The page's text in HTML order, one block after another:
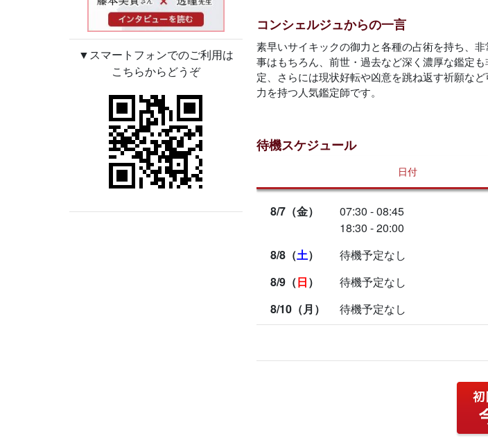
▼スマートフォンでのご利用は
こちらからどうぞ
コンシェルジュからの一言
素早いサイキックの御力と各種の占術を持ち、
事はもちろん、前世・過去など深く濃厚な鑑定
定、さらには現状好転や凶意を跳ね返す祈願な
力を持つ人気鑑定師です。
待機スケジュール
日付
8/7（金）
07:30 - 08:45
18:30 - 20:00
8/8（土）
待機予定なし
8/9（日）
待機予定なし
8/10（月）
待機予定なし